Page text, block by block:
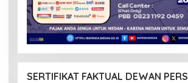
SERTIFIKAT FAKTUAL DEWAN PERS